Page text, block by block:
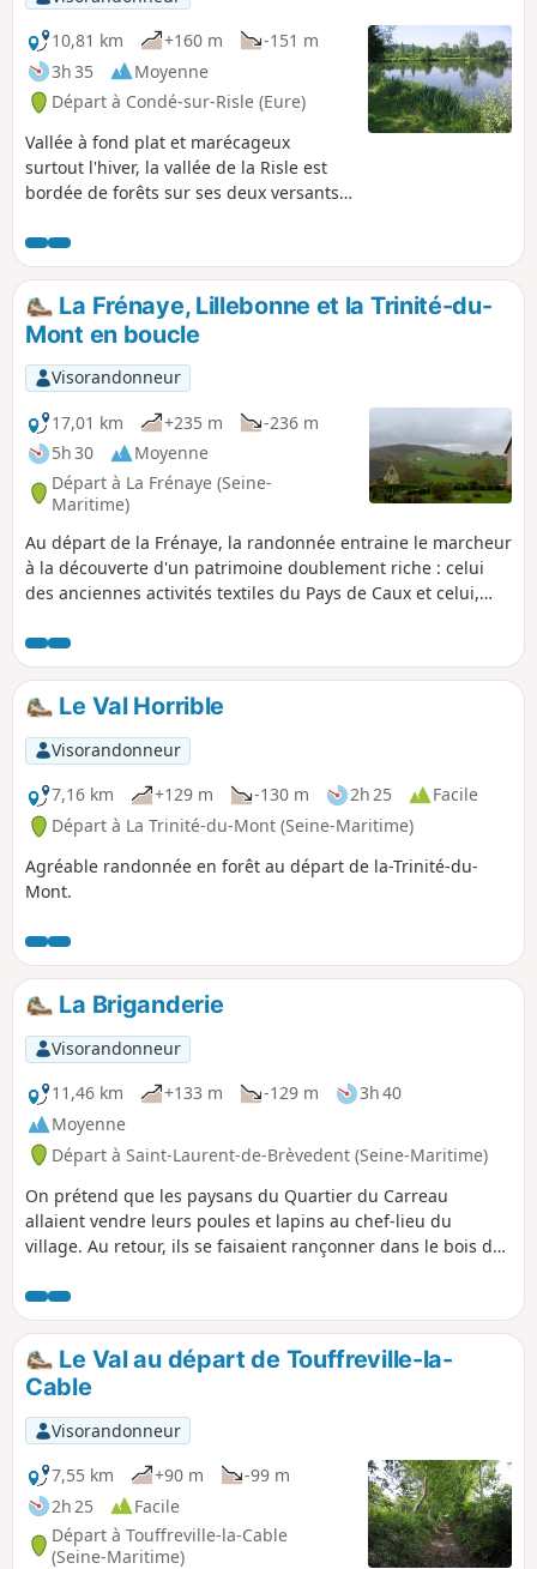
10,81 km
+160 m
-151 m
3h 35
Moyenne
Départ à Condé-sur-Risle (Eure)
Vallée à fond plat et marécageux
surtout l'hiver, la vallée de la Risle est
bordée de forêts sur ses deux versants.
alternent avec les prairies humides de
l'ancestral bocage normand.
Embrassant tous ces paysages, ce
circuit offre l'une des rares traversées
possibles de la vallée de la Risle sur des
chemins.
La Frénaye, Lillebonne et la Trinité-du-
Mont en boucle
Visorandonneur
17,01 km
+235 m
-236 m
5h 30
Moyenne
Départ à La Frénaye (Seine-
Maritime)
Au départ de la Frénaye, la randonnée entraine le marcheur
à la découverte d'un patrimoine doublement riche : celui
des anciennes activités textiles du Pays de Caux et celui,
le territoire. Entre paysages vallonnés, traces
archéologiques et anciens lieux liés à l'industrie textile, le
circuit offre une immersion unique, où nature et patrimoine
se rencontrent. Idéale pour les amateurs d'histoire, comme
pour les passionnés de plein air.
Le Val Horrible
Visorandonneur
7,16 km
+129 m -130 m 2h 25
Facile
Départ à La Trinité-du-Mont (Seine-Maritime)
Agréable randonnée en forêt au départ de la-Trinité-du-
Mont.
La Briganderie
Visorandonneur
11,46 km
+133 m -129 m
3h 40
Moyenne
Départ à Saint-Laurent-de-Brèvedent (Seine-Maritime)
On prétend que les paysans du Quartier du Carreau
allaient vendre leurs poules et lapins au chef-lieu du
village. Au retour, ils se faisaient rançonner dans le bois de
Le Val au départ de Touffreville-la-
Cable
Visorandonneur
7,55 km
+90 m
-99 m
2h 25
Facile
Départ à Touffreville-la-Cable
(Seine-Maritime)